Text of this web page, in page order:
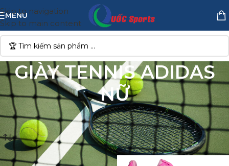
Skip to navigation
Skip to main content
MENU
GIÀY TENNIS ADIDAS
NỮ
Trang chủ/ Giày Tennis - Pickleball/GIÀY TENNIS NỮ/
GIÀY TENNIS ADIDAS NỮ